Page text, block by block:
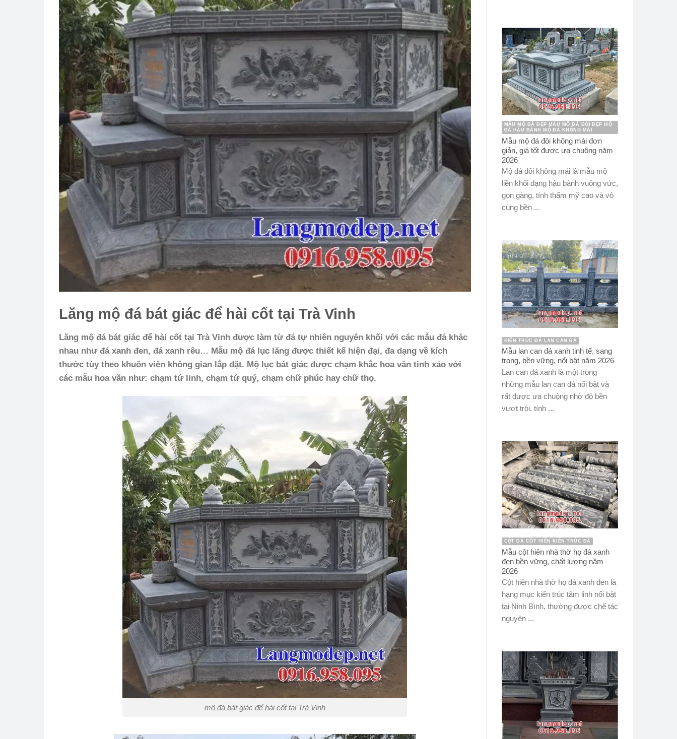
Lăng mộ đá bát giác để hài cốt tại Trà Vinh
Lăng mộ đá bát giác để hài cốt tại Trà Vinh được làm từ đá tự nhiên nguyên khối với các mẫu đá khác
nhau như đá xanh đen, đá xanh rêu… Mẫu mộ đá lục lăng được thiết kế hiện đại, đa dạng về kích
thước tùy theo khuôn viên không gian lắp đặt. Mộ lục bát giác được chạm khắc hoa văn tinh xảo với
các mẫu hoa văn như: chạm tứ linh, chạm tứ quý, chạm chữ phúc hay chữ thọ.
mộ đá bát giác để hài cốt tại Trà Vinh
MẪU MỘ ĐÁ ĐẸP MẪU MỘ ĐÁ ĐÔI ĐẸP MỘ
ĐÁ HẬU BÀNH MỘ ĐÁ KHÔNG MÁI
Mẫu mộ đá đôi không mái đơn
giản, giá tốt được ưa chuộng năm
2026
Mộ đá đôi không mái là mẫu mộ
liền khối dạng hậu bành vuông vức,
gọn gàng, tính thẩm mỹ cao và vô
cùng bền ...
KIẾN TRÚC ĐÁ LAN CAN ĐÁ
Mẫu lan can đá xanh tinh tế, sang
trọng, bền vững, nổi bật năm 2026
Lan can đá xanh là một trong
những mẫu lan can đá nổi bật và
rất được ưa chuộng nhờ độ bền
vượt trội, tính ...
CỘT ĐÁ CỘT HIÊN KIẾN TRÚC ĐÁ
Mẫu cột hiên nhà thờ họ đá xanh
đen bền vững, chất lượng năm
2026
Cột hiên nhà thờ họ đá xanh đen là
hạng mục kiến trúc tâm linh nổi bật
tại Ninh Bình, thường được chế tác
nguyên ...